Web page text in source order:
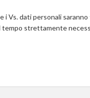
i Vs. dati personali
strettamente